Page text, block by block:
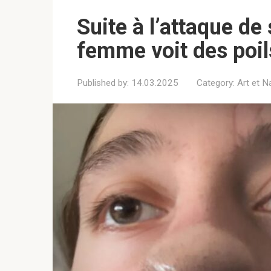
Suite à l’attaque
femme voit des
Published by: 14.03.2025 Category: Art et